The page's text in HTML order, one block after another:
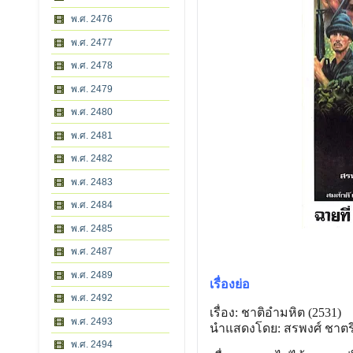
พ.ศ. 2476
พ.ศ. 2477
พ.ศ. 2478
พ.ศ. 2479
พ.ศ. 2480
พ.ศ. 2481
พ.ศ. 2482
พ.ศ. 2483
พ.ศ. 2484
พ.ศ. 2485
พ.ศ. 2487
พ.ศ. 2489
พ.ศ. 2492
พ.ศ. 2493
พ.ศ. 2494
เรื่องย่อ
เรื่อง: ชาติอำมหิต (2531)
นำแสดงโดย: สรพงศ์ ชาต